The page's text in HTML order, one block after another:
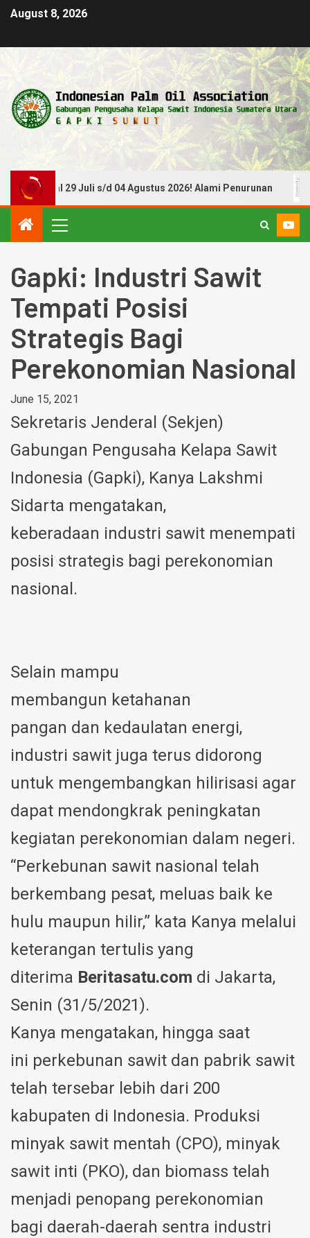
August 8, 2026
29 Juli s/d 04 Agustus 2026! Alami Penurunan
Gapki: Industri Sawit
Tempati Posisi
Strategis Bagi
Perekonomian Nasional
June 15, 2021
Sekretaris Jenderal (Sekjen)
Gabungan Pengusaha Kelapa Sawit
Indonesia (Gapki), Kanya Lakshmi
Sidarta mengatakan,
keberadaan industri sawit menempati
posisi strategis bagi perekonomian
nasional.
Selain mampu
membangun ketahanan
pangan dan kedaulatan energi,
industri sawit juga terus didorong
untuk mengembangkan hilirisasi agar
dapat mendongkrak peningkatan
kegiatan perekonomian dalam negeri.
“Perkebunan sawit nasional telah
berkembang pesat, meluas baik ke
hulu maupun hilir,” kata Kanya melalui
keterangan tertulis yang
diterima Beritasatu.com di Jakarta,
Senin (31/5/2021).
Kanya mengatakan, hingga saat
ini perkebunan sawit dan pabrik sawit
telah tersebar lebih dari 200
kabupaten di Indonesia. Produksi
minyak sawit mentah (CPO), minyak
sawit inti (PKO), dan biomass telah
menjadi penopang perekonomian
bagi daerah-daerah sentra industri